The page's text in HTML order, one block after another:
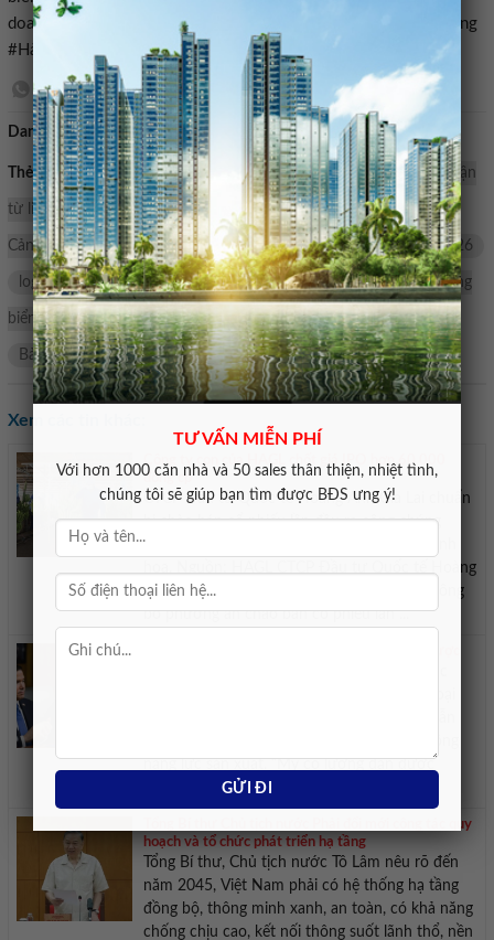
TƯ VẤN MIỄN PHÍ
Với hơn 1000 căn nhà và 50 sales thân thiện, nhiệt tình,
chúng tôi sẽ giúp bạn tìm được BĐS ưng ý!
doanh, TIL Cảng Hải Phòng#Hưởng #lợi #từ #liên #doanh #Cảng
#Hải #Phòng #báo #lãi #tăng #gần #gấp #đôi1777940981
Danh mục:Bán nhà mặt tiền
Thẻ tìm kiếm: Cảng Hải Phòng TIL Cảng Hải Phòng lợi nhuận
từ liên doanh liên doanh liên kết lãi tăng 90% doanh thu
Cảng Hải Phòng báo cáo tài chính PHP Lợi nhuận quý 1/2026
logistics cảng biển PHP Gấp Cảng Doanh nghiệp cảng
biển Phòng liên lợi hai gần doanh Tăng
Bảo lại hướng đôi từ
Xem các tin khác:
Công ty con của HAGL chốt giá IPO hơn 60 000
đồng cp
CTCP Đầu tư Quốc tế Hoàng Anh Gia Lai chuẩn
bị chào bán cổ phiếu lần đầu ra công chúng
(IPO), dự kiến thu về 1.139 tỷ đồng. Ảnh minh
họa. Nguồn: HAGL CTCP Đầu tư Quốc tế Hoàng
Anh Gia Lai (HAGL Investment), ngày 6/8, công
bố phương án chào bán cổ phiếu lần ...
khổng lồ, đặc biệt là một số ...
Tổng Bí thư Chủ tịch nước Phải đổi mới công tác quy
hoạch và tổ chức phát triển hạ tầng
Tổng Bí thư, Chủ tịch nước Tô Lâm nêu rõ đến
năm 2045, Việt Nam phải có hệ thống hạ tầng
đồng bộ, thông minh xanh, an toàn, có khả năng
chống chịu cao, kết nối thông suốt lãnh thổ, nền